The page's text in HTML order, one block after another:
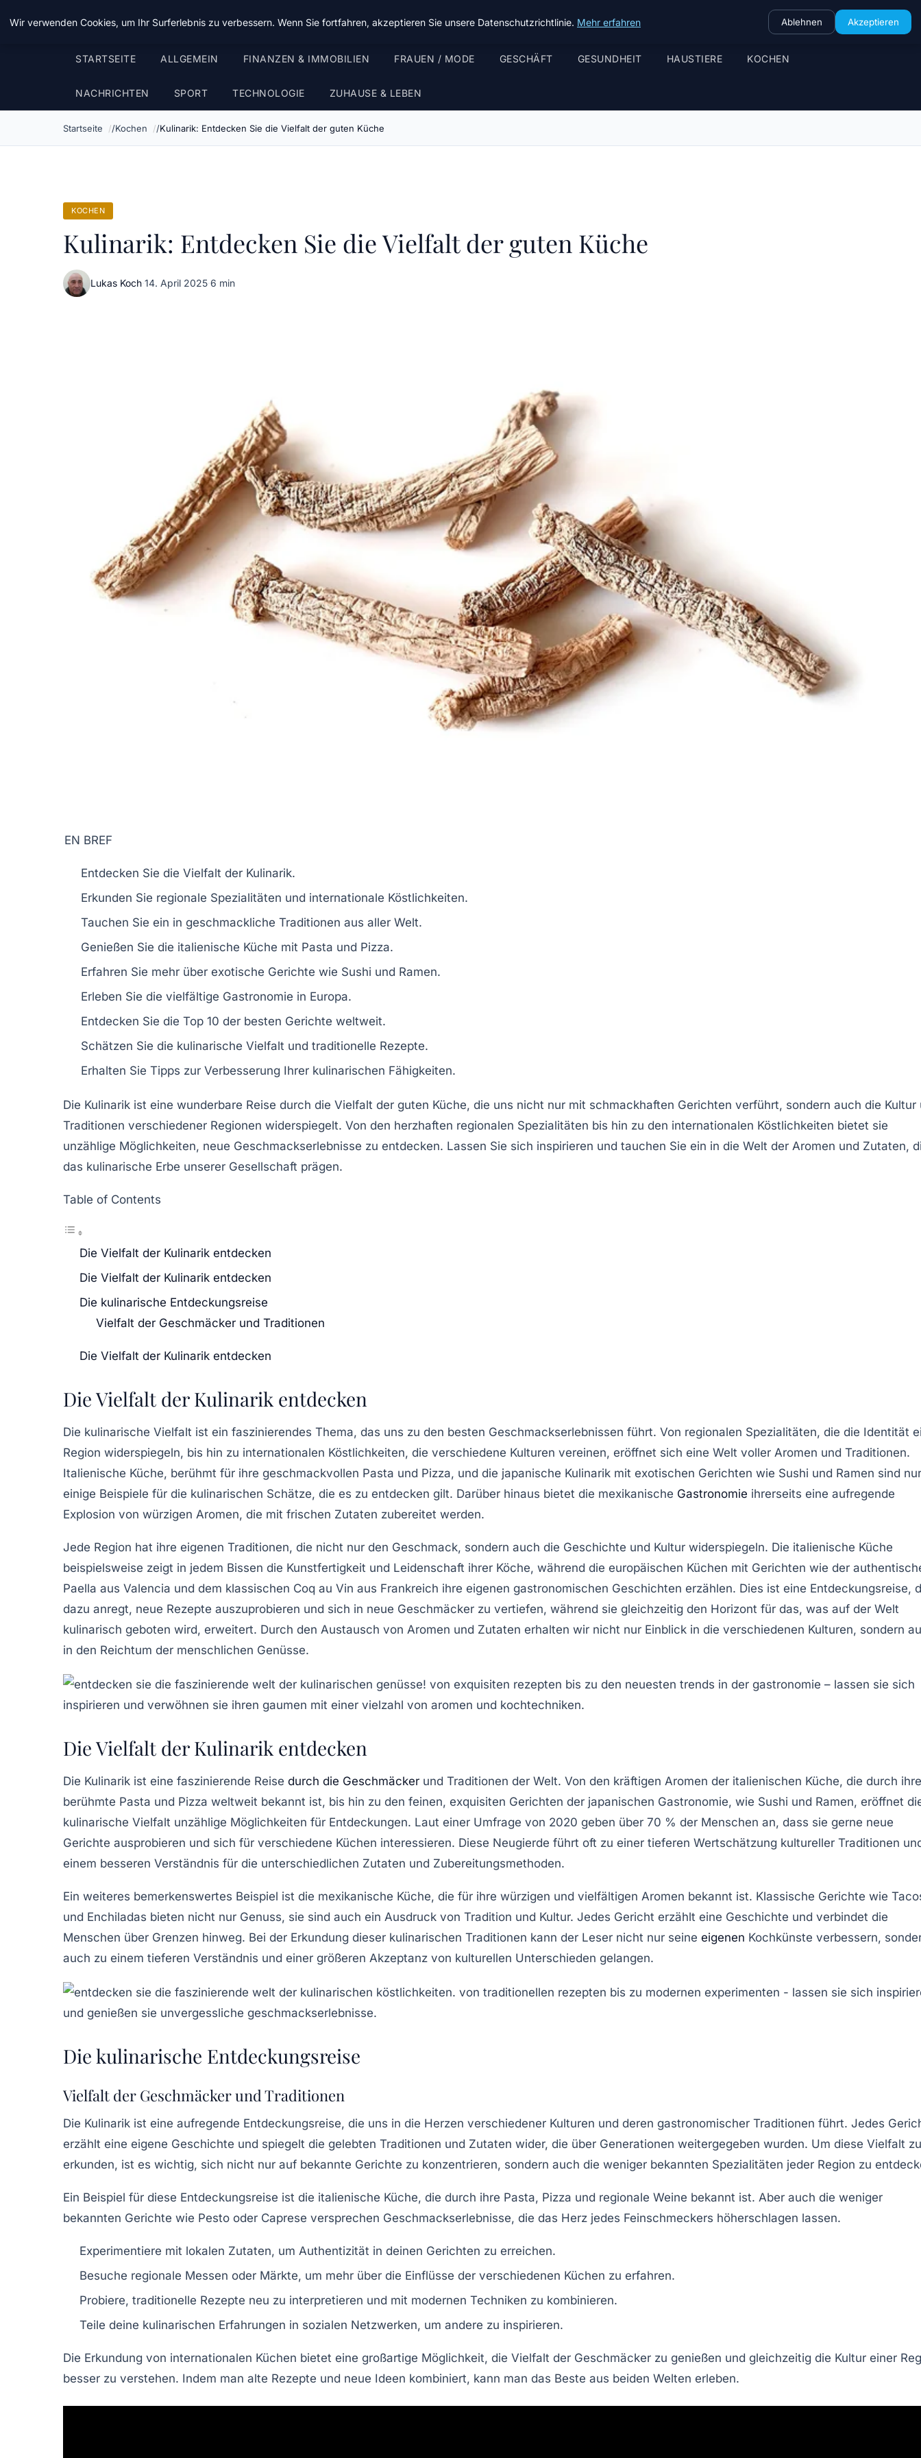
Chinavisum24
STARTSEITE ALLGEMEIN FINANZEN & IMMOBILIEN FRAUEN / MODE GESCHÄFT GESUNDHEIT HAUSTIERE KOCHEN
NACHRICHTEN SPORT TECHNOLOGIE ZUHAUSE & LEBEN
Startseite Kochen Kulinarik: Entdecken Sie die Vielfalt der guten Küche
KOCHEN
Kulinarik: Entdecken Sie die Vielfalt der guten Küche
Lukas Koch·14. April 2025·6 min
EN BREF
Entdecken Sie die Vielfalt der Kulinarik.
Erkunden Sie regionale Spezialitäten und internationale Köstlichkeiten.
Tauchen Sie ein in geschmackliche Traditionen aus aller Welt.
Genießen Sie die italienische Küche mit Pasta und Pizza.
Erfahren Sie mehr über exotische Gerichte wie Sushi und Ramen.
Erleben Sie die vielfältige Gastronomie in Europa.
Entdecken Sie die Top 10 der besten Gerichte weltweit.
Schätzen Sie die kulinarische Vielfalt und traditionelle Rezepte.
Erhalten Sie Tipps zur Verbesserung Ihrer kulinarischen Fähigkeiten.
Die Kulinarik ist eine wunderbare Reise durch die Vielfalt der guten Küche, die uns nicht nur mit schmackhaften Gerichten verführt, sondern auch die Kultur
Traditionen verschiedener Regionen widerspiegelt. Von den herzhaften regionalen Spezialitäten bis hin zu den internationalen Köstlichkeiten bietet sie
unzählige Möglichkeiten, neue Geschmackserlebnisse zu entdecken. Lassen Sie sich inspirieren und tauchen Sie ein in die Welt der Aromen und Zutaten,
das kulinarische Erbe unserer Gesellschaft prägen.
Table of Contents
Die Vielfalt der Kulinarik entdecken
Die Vielfalt der Kulinarik entdecken
Die kulinarische Entdeckungsreise
Vielfalt der Geschmäcker und Traditionen
Die Vielfalt der Kulinarik entdecken
Die Vielfalt der Kulinarik entdecken
Die kulinarische Vielfalt ist ein faszinierendes Thema, das uns zu den besten Geschmackserlebnissen führt. Von regionalen Spezialitäten, die die Identität
Region widerspiegeln, bis hin zu internationalen Köstlichkeiten, die verschiedene Kulturen vereinen, eröffnet sich eine Welt voller Aromen und Traditionen.
Italienische Küche, berühmt für ihre geschmackvollen Pasta und Pizza, und die japanische Kulinarik mit exotischen Gerichten wie Sushi und Ramen sind nur
einige Beispiele für die kulinarischen Schätze, die es zu entdecken gilt. Darüber hinaus bietet die mexikanische Gastronomie ihrerseits eine aufregende
Explosion von würzigen Aromen, die mit frischen Zutaten zubereitet werden.
Jede Region hat ihre eigenen Traditionen, die nicht nur den Geschmack, sondern auch die Geschichte und Kultur widerspiegeln. Die italienische Küche
beispielsweise zeigt in jedem Bissen die Kunstfertigkeit und Leidenschaft ihrer Köche, während die europäischen Küchen mit Gerichten wie der
Paella aus Valencia und dem klassischen Coq au Vin aus Frankreich ihre eigenen gastronomischen Geschichten erzählen. Dies ist eine Entdeckungsreise,
dazu anregt, neue Rezepte auszuprobieren und sich in neue Geschmäcker zu vertiefen, während sie gleichzeitig den Horizont für das, was auf der Welt
kulinarisch geboten wird, erweitert. Durch den Austausch von Aromen und Zutaten erhalten wir nicht nur Einblick in die verschiedenen Kulturen, sondern
in den Reichtum der menschlichen Genüsse.
Die Vielfalt der Kulinarik entdecken
Die Kulinarik ist eine faszinierende Reise durch die Geschmäcker und Traditionen der Welt. Von den kräftigen Aromen der italienischen Küche, die durch ihre
berühmte Pasta und Pizza weltweit bekannt ist, bis hin zu den feinen, exquisiten Gerichten der japanischen Gastronomie, wie Sushi und Ramen, eröffnet
kulinarische Vielfalt unzählige Möglichkeiten für Entdeckungen. Laut einer Umfrage von 2020 geben über 70 % der Menschen an, dass sie gerne neue
Gerichte ausprobieren und sich für verschiedene Küchen interessieren. Diese Neugierde führt oft zu einer tieferen Wertschätzung kultureller Traditionen
einem besseren Verständnis für die unterschiedlichen Zutaten und Zubereitungsmethoden.
Ein weiteres bemerkenswertes Beispiel ist die mexikanische Küche, die für ihre würzigen und vielfältigen Aromen bekannt ist. Klassische Gerichte wie
und Enchiladas bieten nicht nur Genuss, sie sind auch ein Ausdruck von Tradition und Kultur. Jedes Gericht erzählt eine Geschichte und verbindet die
Menschen über Grenzen hinweg. Bei der Erkundung dieser kulinarischen Traditionen kann der Leser nicht nur seine eigenen Kochkünste verbessern,
auch zu einem tieferen Verständnis und einer größeren Akzeptanz von kulturellen Unterschieden gelangen.
Die kulinarische Entdeckungsreise
Vielfalt der Geschmäcker und Traditionen
Die Kulinarik ist eine aufregende Entdeckungsreise, die uns in die Herzen verschiedener Kulturen und deren gastronomischer Traditionen führt. Jedes
erzählt eine eigene Geschichte und spiegelt die gelebten Traditionen und Zutaten wider, die über Generationen weitergegeben wurden. Um diese Vielfalt zu
erkunden, ist es wichtig, sich nicht nur auf bekannte Gerichte zu konzentrieren, sondern auch die weniger bekannten Spezialitäten jeder Region zu
Ein Beispiel für diese Entdeckungsreise ist die italienische Küche, die durch ihre Pasta, Pizza und regionale Weine bekannt ist. Aber auch die weniger
bekannten Gerichte wie Pesto oder Caprese versprechen Geschmackserlebnisse, die das Herz jedes Feinschmeckers höherschlagen lassen.
Experimentiere mit lokalen Zutaten, um Authentizität in deinen Gerichten zu erreichen.
Besuche regionale Messen oder Märkte, um mehr über die Einflüsse der verschiedenen Küchen zu erfahren.
Probiere, traditionelle Rezepte neu zu interpretieren und mit modernen Techniken zu kombinieren.
Teile deine kulinarischen Erfahrungen in sozialen Netzwerken, um andere zu inspirieren.
Die Erkundung von internationalen Küchen bietet eine großartige Möglichkeit, die Vielfalt der Geschmäcker zu genießen und gleichzeitig die Kultur einer
besser zu verstehen. Indem man alte Rezepte und neue Ideen kombiniert, kann man das Beste aus beiden Welten erleben.
Wir verwenden Cookies, um Ihr Surferlebnis zu verbessern. Wenn Sie fortfahren, akzeptieren Sie unsere Datenschutzrichtlinie. Mehr erfahren Ablehnen Akzeptieren